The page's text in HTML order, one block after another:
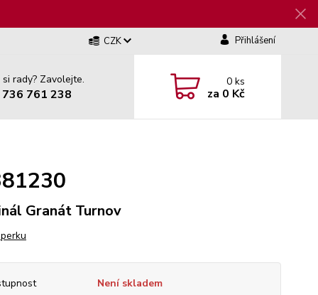
CZK Přihlášení
rady? Zavolejte.
761 238
0ks
za 0 Kč
Granát Turnov
Není skladem